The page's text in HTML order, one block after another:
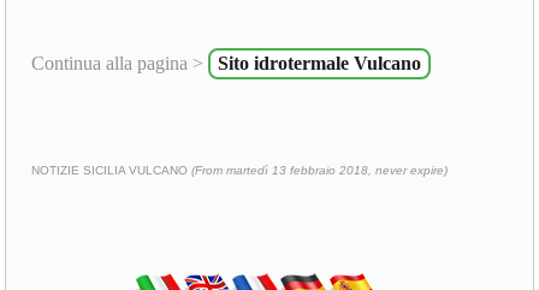
Continua alla pagina > Sito idrotermale Vulcano
NOTIZIE SICILIA VULCANO(From martedì 13 febbraio 2018, never expire)